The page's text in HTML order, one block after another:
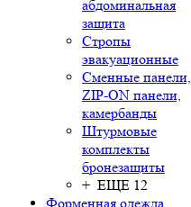
абдоминальная
защита
Стропы
эвакуационные
Сменные панели,
ZIP-ON панели,
камербанды
Штурмовые
комплекты
бронезащиты
+ ЕЩЕ 12
Форменная одежда